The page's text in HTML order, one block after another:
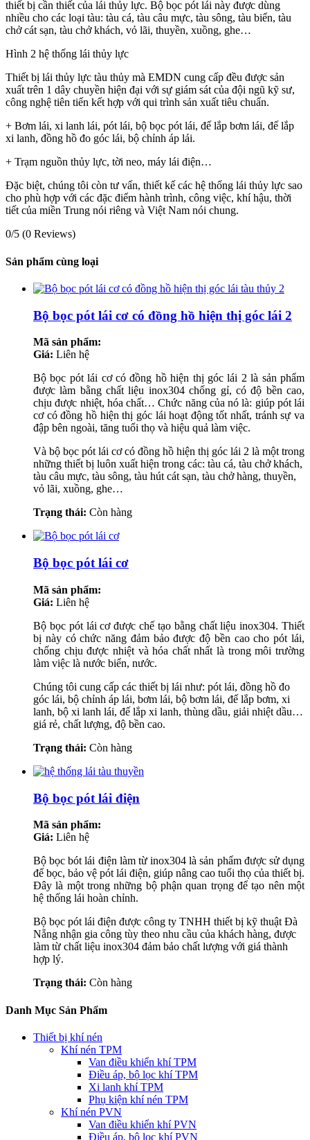
thiết bị cần thiết của lái thủy lực. Bộ bọc pót lái này được dùng
nhiều cho các loại tàu: tàu cá, tàu câu mực, tàu sông, tàu biển, tàu
chở cát sạn, tàu chở khách, vỏ lãi, thuyền, xuồng, ghe…
Hình 2 hệ thống lái thủy lực
Thiết bị lái thủy lực tàu thủy mà EMDN cung cấp đều được sản
xuất trên 1 dây chuyền hiện đại với sự giám sát của đội ngũ kỹ sư,
công nghệ tiên tiến kết hợp với qui trình sản xuất tiêu chuẩn.
+ Bơm lái, xi lanh lái, pót lái, bộ bọc pót lái, đế lắp bơm lái, đế lắp
xi lanh, đồng hồ đo góc lái, bộ chỉnh áp lái.
+ Trạm nguồn thủy lực, tời neo, máy lái điện…
Đặc biệt, chúng tôi còn tư vấn, thiết kế các hệ thống lái thủy lực sao
cho phù hợp với các đặc điểm hành trình, công việc, khí hậu, thời
tiết của miền Trung nói riêng và Việt Nam nói chung.
0/5 (0 Reviews)
Sản phẩm cùng loại
Bộ bọc pót lái cơ có đồng hồ hiện thị góc lái 2
Mã sản phẩm:
Giá: Liên hệ
Bộ bọc pót lái cơ có đồng hồ hiện thị góc lái 2 là sản phẩm
được làm bằng chất liệu inox304 chống gỉ, có độ bền cao,
chịu được nhiệt, hóa chất… Chức năng của nó là: giúp pót lái
cơ có đồng hồ hiện thị góc lái hoạt động tốt nhất, tránh sự va
đập bên ngoài, tăng tuổi thọ và hiệu quả làm việc.
Và bộ bọc pót lái cơ có đồng hồ hiện thị góc lái 2 là một trong
những thiết bị luôn xuất hiện trong các: tàu cá, tàu chở khách,
tàu câu mực, tàu sông, tàu hút cát sạn, tàu chở hàng, thuyền,
vỏ lãi, xuồng, ghe…
Trạng thái: Còn hàng
Bộ bọc pót lái cơ
Mã sản phẩm:
Giá: Liên hệ
Bộ bọc pót lái cơ được chế tạo bằng chất liệu inox304. Thiết
bị này có chức năng đảm bảo được độ bền cao cho pót lái,
chống chịu được nhiệt và hóa chất nhất là trong môi trường
làm việc là nước biển, nước.
Chúng tôi cung cấp các thiết bị lái như: pót lái, đồng hồ đo
góc lái, bộ chỉnh áp lái, bơm lái, bộ bơm lái, đế lắp bơm, xi
lanh, bộ xi lanh lái, đế lắp xi lanh, thùng dầu, giải nhiệt dầu…
giá rẻ, chất lượng, độ bền cao.
Trạng thái: Còn hàng
Bộ bọc pót lái điện
Mã sản phẩm:
Giá: Liên hệ
Bộ bọc bót lái điện làm từ inox304 là sản phẩm được sử dụng
để bọc, bảo vệ pót lái điện, giúp nâng cao tuổi thọ của thiết bị.
Đây là một trong những bộ phận quan trọng để tạo nên một
hệ thống lái hoàn chỉnh.
Bộ bọc pót lái điện được công ty TNHH thiết bị kỹ thuật Đà
Nẵng nhận gia công tùy theo nhu cầu của khách hàng, được
làm từ chất liệu inox304 đảm bảo chất lượng với giá thành
hợp lý.
Trạng thái: Còn hàng
Danh Mục Sản Phẩm
Thiết bị khí nén
Khí nén TPM
Van điều khiển khí TPM
Điều áp, bộ lọc khí TPM
Xi lanh khí TPM
Phụ kiện khí nén TPM
Khí nén PVN
Van điều khiển khí PVN
Điều áp, bộ lọc khí PVN